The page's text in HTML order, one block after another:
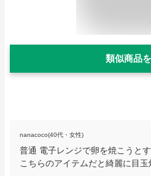
類似商品
nanacoco(40代・女性)
普通 電子レンジで卵を焼こうと
こちらのアイテムだと綺麗に目